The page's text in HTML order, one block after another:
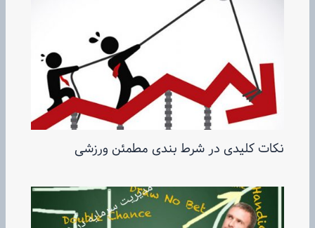
نکات کلیدی در شرط بندی مطمئن ورزشی